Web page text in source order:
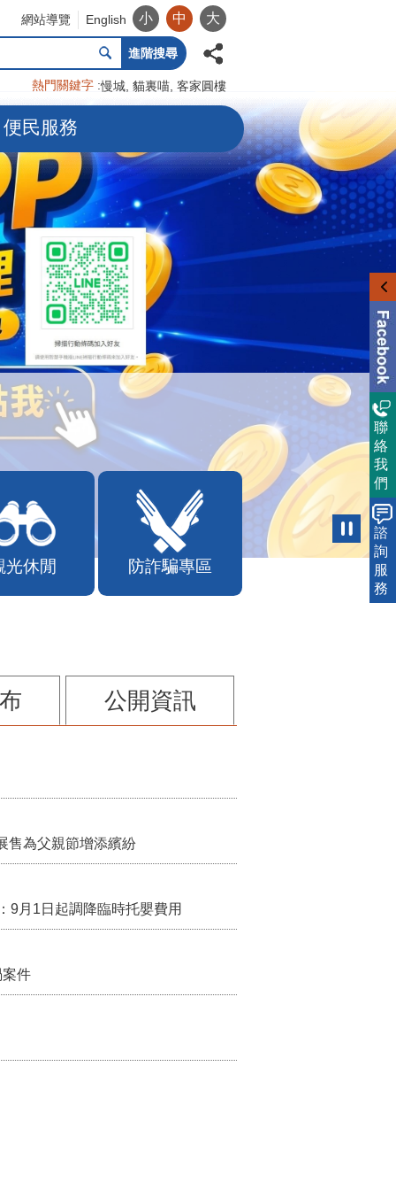
網站導覽 English 小 中 大
進階搜尋
熱門關鍵字 慢城 貓裏喵 客家圓樓
便民服務
光休閒 防詐騙專區
公開資訊
為父親節增添繽紛
9月1日起調降臨時托嬰費用
件
聯
絡
我
們
諮
詢
服
務